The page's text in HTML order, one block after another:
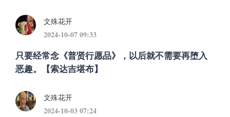
文殊花开
2024-10-07 09:33
只要经常念《普贤行愿品》，以后就不需要再堕入
恶趣。【索达吉堪布】
文殊花开
2024-10-03 07:24